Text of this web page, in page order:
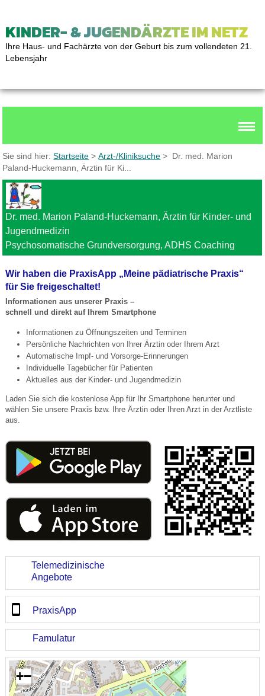
KINDER- & JUGENDÄRZTE IM NETZ
Ihre Haus- und Fachärzte von der Geburt bis zum vollendeten 21.
Lebensjahr
Sie sind hier:Startseite >Arzt-/Kliniksuche > Dr. med. Marion
Paland-Huckemann, Ärztin für Ki...
Dr. med. Marion Paland-Huckemann, Ärztin für Kinder- und
Jugendmedizin
Psychosomatische Grundversorgung, ADHS Coaching
Wir haben die PraxisApp „Meine pädiatrische Praxis“
für Sie freigeschaltet!
Informationen aus unserer Praxis –
schnell und direkt auf Ihrem Smartphone
Informationen zu Öffnungszeiten und Terminen
Persönliche Nachrichten von Ihrer Ärztin oder Ihrem Arzt
Automatische Impf- und Vorsorge-Erinnerungen
Individuelle Tagebücher für Patienten
Aktuelles aus der Kinder- und Jugendmedizin
Laden Sie sich die kostenlose App für Ihr Smartphone herunter und
wählen Sie unsere Praxis bzw. Ihre Ärztin oder Ihren Arzt in der Arztliste
aus.
Telemedizinische
Angebote
PraxisApp
Famulatur
+−